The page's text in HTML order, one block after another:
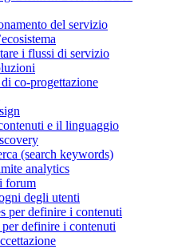
del servizio
i flussi di servizio
co-progettazione
e il linguaggio
(search keywords)
analytics
forum
degli utenti
per definire i contenuti
definire i contenuti